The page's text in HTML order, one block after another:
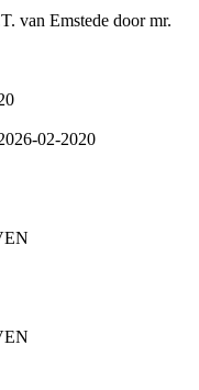
van Emstede door mr.
26-02-2020